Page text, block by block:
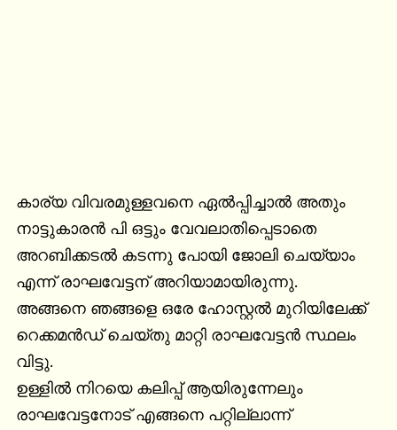
കാര്യ വിവരമുള്ളവനെ ഏൽപ്പിച്ചാൽ അതും
നാട്ടുകാരൻ പി ഒട്ടും വേവലാതിപ്പെടാതെ
അറബിക്കടൽ കടന്നു പോയി ജോലി ചെയ്യാം
എന്ന് രാഘവേട്ടന് അറിയാമായിരുന്നു.
അങ്ങനെ ഞങ്ങളെ ഒരേ ഹോസ്റ്റൽ മുറിയിലേക്ക്
റെക്കമൻഡ് ചെയ്തു മാറ്റി രാഘവേട്ടൻ സ്ഥലം
വിട്ടു.
ഉള്ളിൽ നിറയെ കലിപ്പ് ആയിരുന്നേലും
രാഘവേട്ടനോട് എങ്ങനെ പറ്റില്ലാന്ന്